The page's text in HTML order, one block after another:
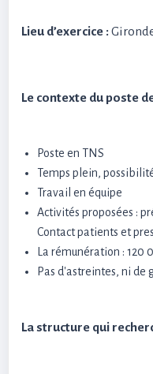
Lieu d’exercice :
Le contexte du poste
Poste en TNS
Temps plein,
Travail en équipe
Activités proposées :
Contact patients et
La rémunération : 120
Pas d'astreintes, ni de
La structure qui